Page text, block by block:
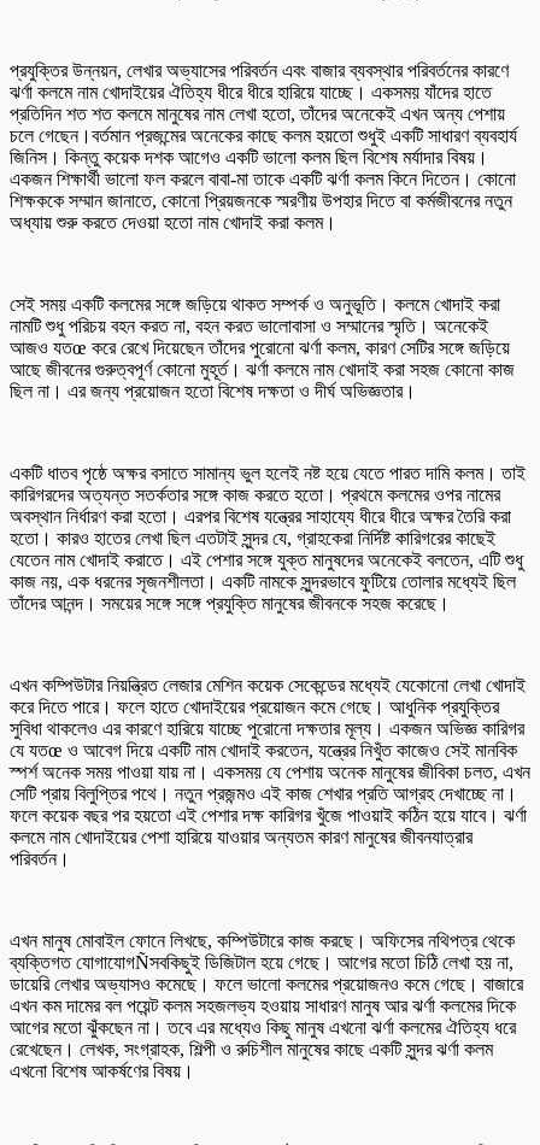
প্রযুক্তির উন্নয়ন, লেখার অভ্যাসের পরিবর্তন এবং বাজার ব্যবস্থার পরিবর্তনের কারণে
ঝর্ণা কলমে নাম খোদাইয়ের ঐতিহ্য ধীরে ধীরে হারিয়ে যাচ্ছে। একসময় যাঁদের হাতে
প্রতিদিন শত শত কলমে মানুষের নাম লেখা হতো, তাঁদের অনেকেই এখন অন্য পেশায়
চলে গেছেন।বর্তমান প্রজন্মের অনেকের কাছে কলম হয়তো শুধুই একটি সাধারণ ব্যবহার্য
জিনিস। কিন্তু কয়েক দশক আগেও একটি ভালো কলম ছিল বিশেষ মর্যাদার বিষয়।
একজন শিক্ষার্থী ভালো ফল করলে বাবা-মা তাকে একটি ঝর্ণা কলম কিনে দিতেন। কোনো
শিক্ষককে সম্মান জানাতে, কোনো প্রিয়জনকে স্মরণীয় উপহার দিতে বা কর্মজীবনের নতুন
অধ্যায় শুরু করতে দেওয়া হতো নাম খোদাই করা কলম।
সেই সময় একটি কলমের সঙ্গে জড়িয়ে থাকত সম্পর্ক ও অনুভূতি। কলমে খোদাই করা
নামটি শুধু পরিচয় বহন করত না, বহন করত ভালোবাসা ও সম্মানের স্মৃতি। অনেকেই
আজও যতœ করে রেখে দিয়েছেন তাঁদের পুরোনো ঝর্ণা কলম, কারণ সেটির সঙ্গে জড়িয়ে
আছে জীবনের গুরুত্বপূর্ণ কোনো মুহূর্ত। ঝর্ণা কলমে নাম খোদাই করা সহজ কোনো কাজ
ছিল না। এর জন্য প্রয়োজন হতো বিশেষ দক্ষতা ও দীর্ঘ অভিজ্ঞতার।
একটি ধাতব পৃষ্ঠে অক্ষর বসাতে সামান্য ভুল হলেই নষ্ট হয়ে যেতে পারত দামি কলম। তাই
কারিগরদের অত্যন্ত সতর্কতার সঙ্গে কাজ করতে হতো। প্রথমে কলমের ওপর নামের
অবস্থান নির্ধারণ করা হতো। এরপর বিশেষ যন্ত্রের সাহায্যে ধীরে ধীরে অক্ষর তৈরি করা
হতো। কারও হাতের লেখা ছিল এতটাই সুন্দর যে, গ্রাহকেরা নির্দিষ্ট কারিগরের কাছেই
যেতেন নাম খোদাই করাতে। এই পেশার সঙ্গে যুক্ত মানুষদের অনেকেই বলতেন, এটি শুধু
কাজ নয়, এক ধরনের সৃজনশীলতা। একটি নামকে সুন্দরভাবে ফুটিয়ে তোলার মধ্যেই ছিল
তাঁদের আনন্দ। সময়ের সঙ্গে সঙ্গে প্রযুক্তি মানুষের জীবনকে সহজ করেছে।
এখন কম্পিউটার নিয়ন্ত্রিত লেজার মেশিন কয়েক সেকেন্ডের মধ্যেই যেকোনো লেখা খোদাই
করে দিতে পারে। ফলে হাতে খোদাইয়ের প্রয়োজন কমে গেছে। আধুনিক প্রযুক্তির
সুবিধা থাকলেও এর কারণে হারিয়ে যাচ্ছে পুরোনো দক্ষতার মূল্য। একজন অভিজ্ঞ কারিগর
যে যতœ ও আবেগ দিয়ে একটি নাম খোদাই করতেন, যন্ত্রের নিখুঁত কাজেও সেই মানবিক
স্পর্শ অনেক সময় পাওয়া যায় না। একসময় যে পেশায় অনেক মানুষের জীবিকা চলত, এখন
সেটি প্রায় বিলুপ্তির পথে। নতুন প্রজন্মও এই কাজ শেখার প্রতি আগ্রহ দেখাচ্ছে না।
ফলে কয়েক বছর পর হয়তো এই পেশার দক্ষ কারিগর খুঁজে পাওয়াই কঠিন হয়ে যাবে। ঝর্ণা
কলমে নাম খোদাইয়ের পেশা হারিয়ে যাওয়ার অন্যতম কারণ মানুষের জীবনযাত্রার
পরিবর্তন।
এখন মানুষ মোবাইল ফোনে লিখছে, কম্পিউটারে কাজ করছে। অফিসের নথিপত্র থেকে
ব্যক্তিগত যোগাযোগÑসবকিছুই ডিজিটাল হয়ে গেছে। আগের মতো চিঠি লেখা হয় না,
ডায়েরি লেখার অভ্যাসও কমেছে। ফলে ভালো কলমের প্রয়োজনও কমে গেছে। বাজারে
এখন কম দামের বল পয়েন্ট কলম সহজলভ্য হওয়ায় সাধারণ মানুষ আর ঝর্ণা কলমের দিকে
আগের মতো ঝুঁকছেন না। তবে এর মধ্যেও কিছু মানুষ এখনো ঝর্ণা কলমের ঐতিহ্য ধরে
রেখেছেন। লেখক, সংগ্রাহক, শিল্পী ও রুচিশীল মানুষের কাছে একটি সুন্দর ঝর্ণা কলম
এখনো বিশেষ আকর্ষণের বিষয়।